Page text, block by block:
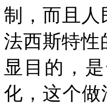
制，而且人
法西斯特性
显目的，
化，这个